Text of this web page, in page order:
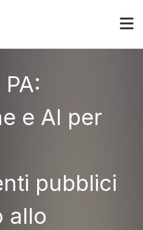
e AI per
pubblici
allo